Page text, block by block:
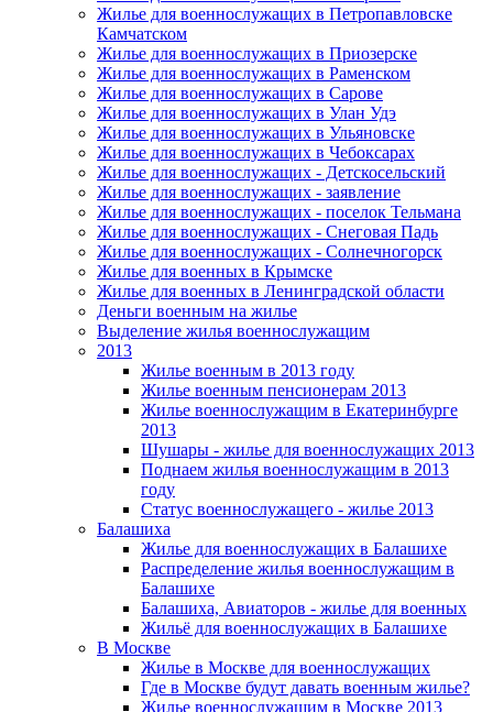
Жилье для военнослужащих в Петропавловске
Камчатском
Жилье для военнослужащих в Приозерске
Жилье для военнослужащих в Раменском
Жилье для военнослужащих в Сарове
Жилье для военнослужащих в Улан Удэ
Жилье для военнослужащих в Ульяновске
Жилье для военнослужащих в Чебоксарах
Жилье для военнослужащих - Детскосельский
Жилье для военнослужащих - заявление
Жилье для военнослужащих - поселок Тельмана
Жилье для военнослужащих - Снеговая Падь
Жилье для военнослужащих - Солнечногорск
Жилье для военных в Крымске
Жилье для военных в Ленинградской области
Деньги военным на жилье
Выделение жилья военнослужащим
2013
Жилье военным в 2013 году
Жилье военным пенсионерам 2013
Жилье военнослужащим в Екатеринбурге
2013
Шушары - жилье для военнослужащих 2013
Поднаем жилья военнослужащим в 2013
году
Статус военнослужащего - жилье 2013
Балашиха
Жилье для военнослужащих в Балашихе
Распределение жилья военнослужащим в
Балашихе
Балашиха, Авиаторов - жилье для военных
Жильё для военнослужащих в Балашихе
В Москве
Жилье в Москве для военнослужащих
Где в Москве будут давать военным жилье?
Жилье военнослужащим в Москве 2013